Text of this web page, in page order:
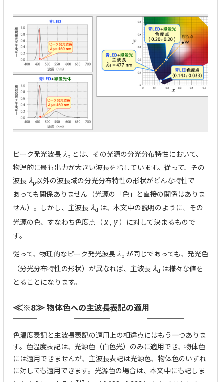
ピーク発光波長 λp とは、その光源の分光分布特性において、
物理的に最も出力が大きい波長を指しています。従って、その
波長 λp以外の波長域の分光分布特性の形状がどんな特性で
あっても関係ありません（光源の「色」と直接の関係はありま
せん）。しかし、主波長 λd は、本文中の説明のように、その
光源の色、すなわち色度点（x , y）に対して決まるもので
す。
従って、物理的なピーク発光波長 λp が同じであっても、発光色
（分光分布特性の形状）が異なれば、主波長 λd は様々な値を
とることになります。
≪※8≫物体色への主波長表記の適用
色温度表記と主波長表記の適用上の相違点にはもう一つありま
す。色温度表記は、光源色（白色光）のみに適用でき、物体色
には適用できませんが、主波長表記は光源色、物体色のいずれ
に対しても適用できます。光源色の場合は、本文中にも記しま